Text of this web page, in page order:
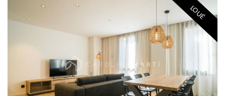
LOUÉ